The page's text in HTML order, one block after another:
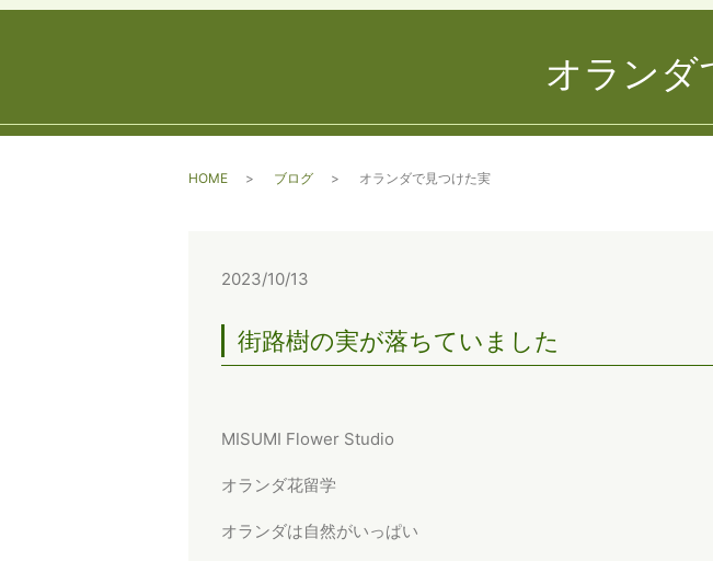
オランダ
HOME ブログ オランダで見つけた実
2023/10/13
街路樹の実が落ちていました
MISUMI Flower Studio
オランダ花留学
オランダは自然がいっぱい